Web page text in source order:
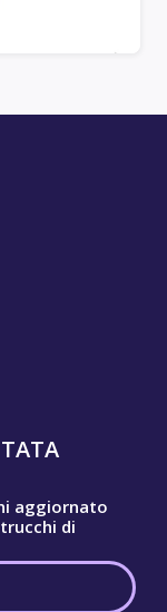
aggiornato
di